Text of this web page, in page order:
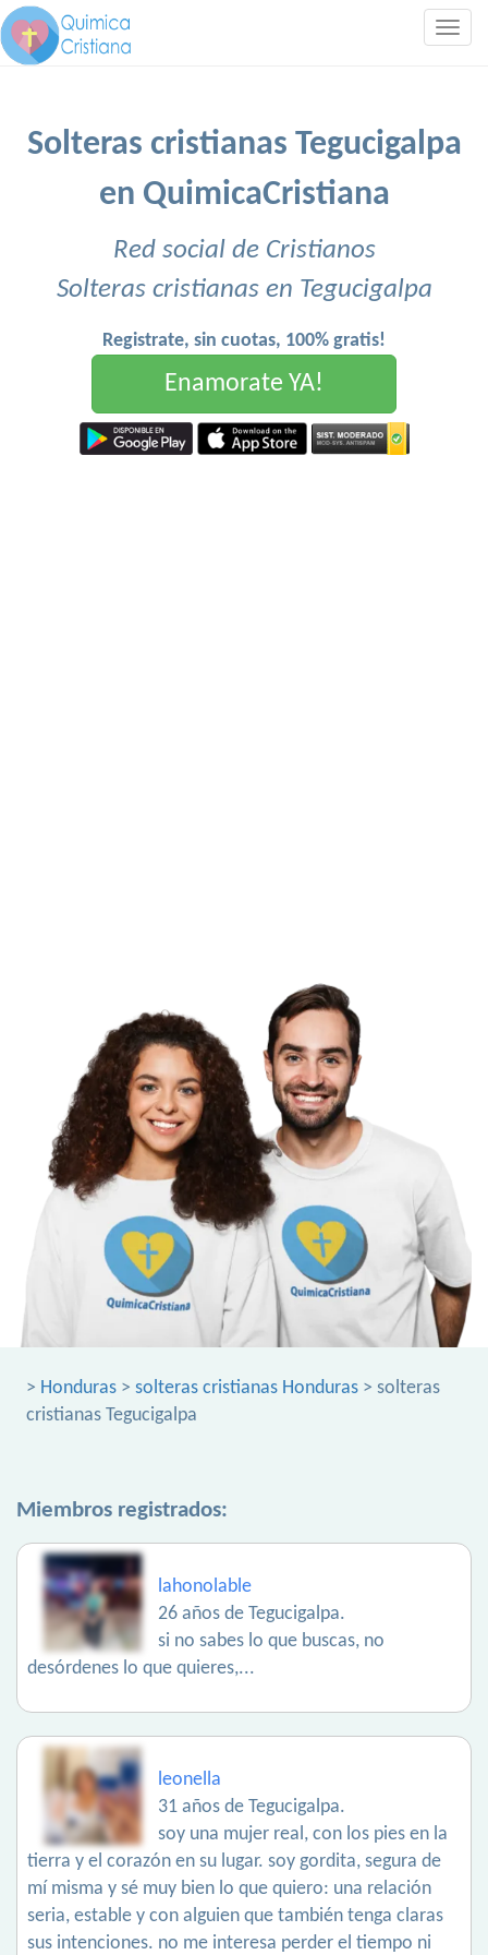
Solteras cristianas Tegucigalpa
en QuimicaCristiana
Red social de Cristianos
Solteras cristianas en Tegucigalpa
Registrate, sin cuotas, 100% gratis!
Enamorate YA!
> Honduras > solteras cristianas Honduras > solteras
cristianas Tegucigalpa
Miembros registrados:
lahonolable
26 años de Tegucigalpa.
si no sabes lo que buscas, no
desórdenes lo que quieres,...
leonella
31 años de Tegucigalpa.
soy una mujer real, con los pies en la
tierra y el corazón en su lugar. soy gordita, segura de
mí misma y sé muy bien lo que quiero: una relación
seria, estable y con alguien que también tenga claras
sus intenciones. no me interesa perder el tiempo ni